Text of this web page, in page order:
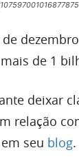
de 1
deixar
relação
seu blog.